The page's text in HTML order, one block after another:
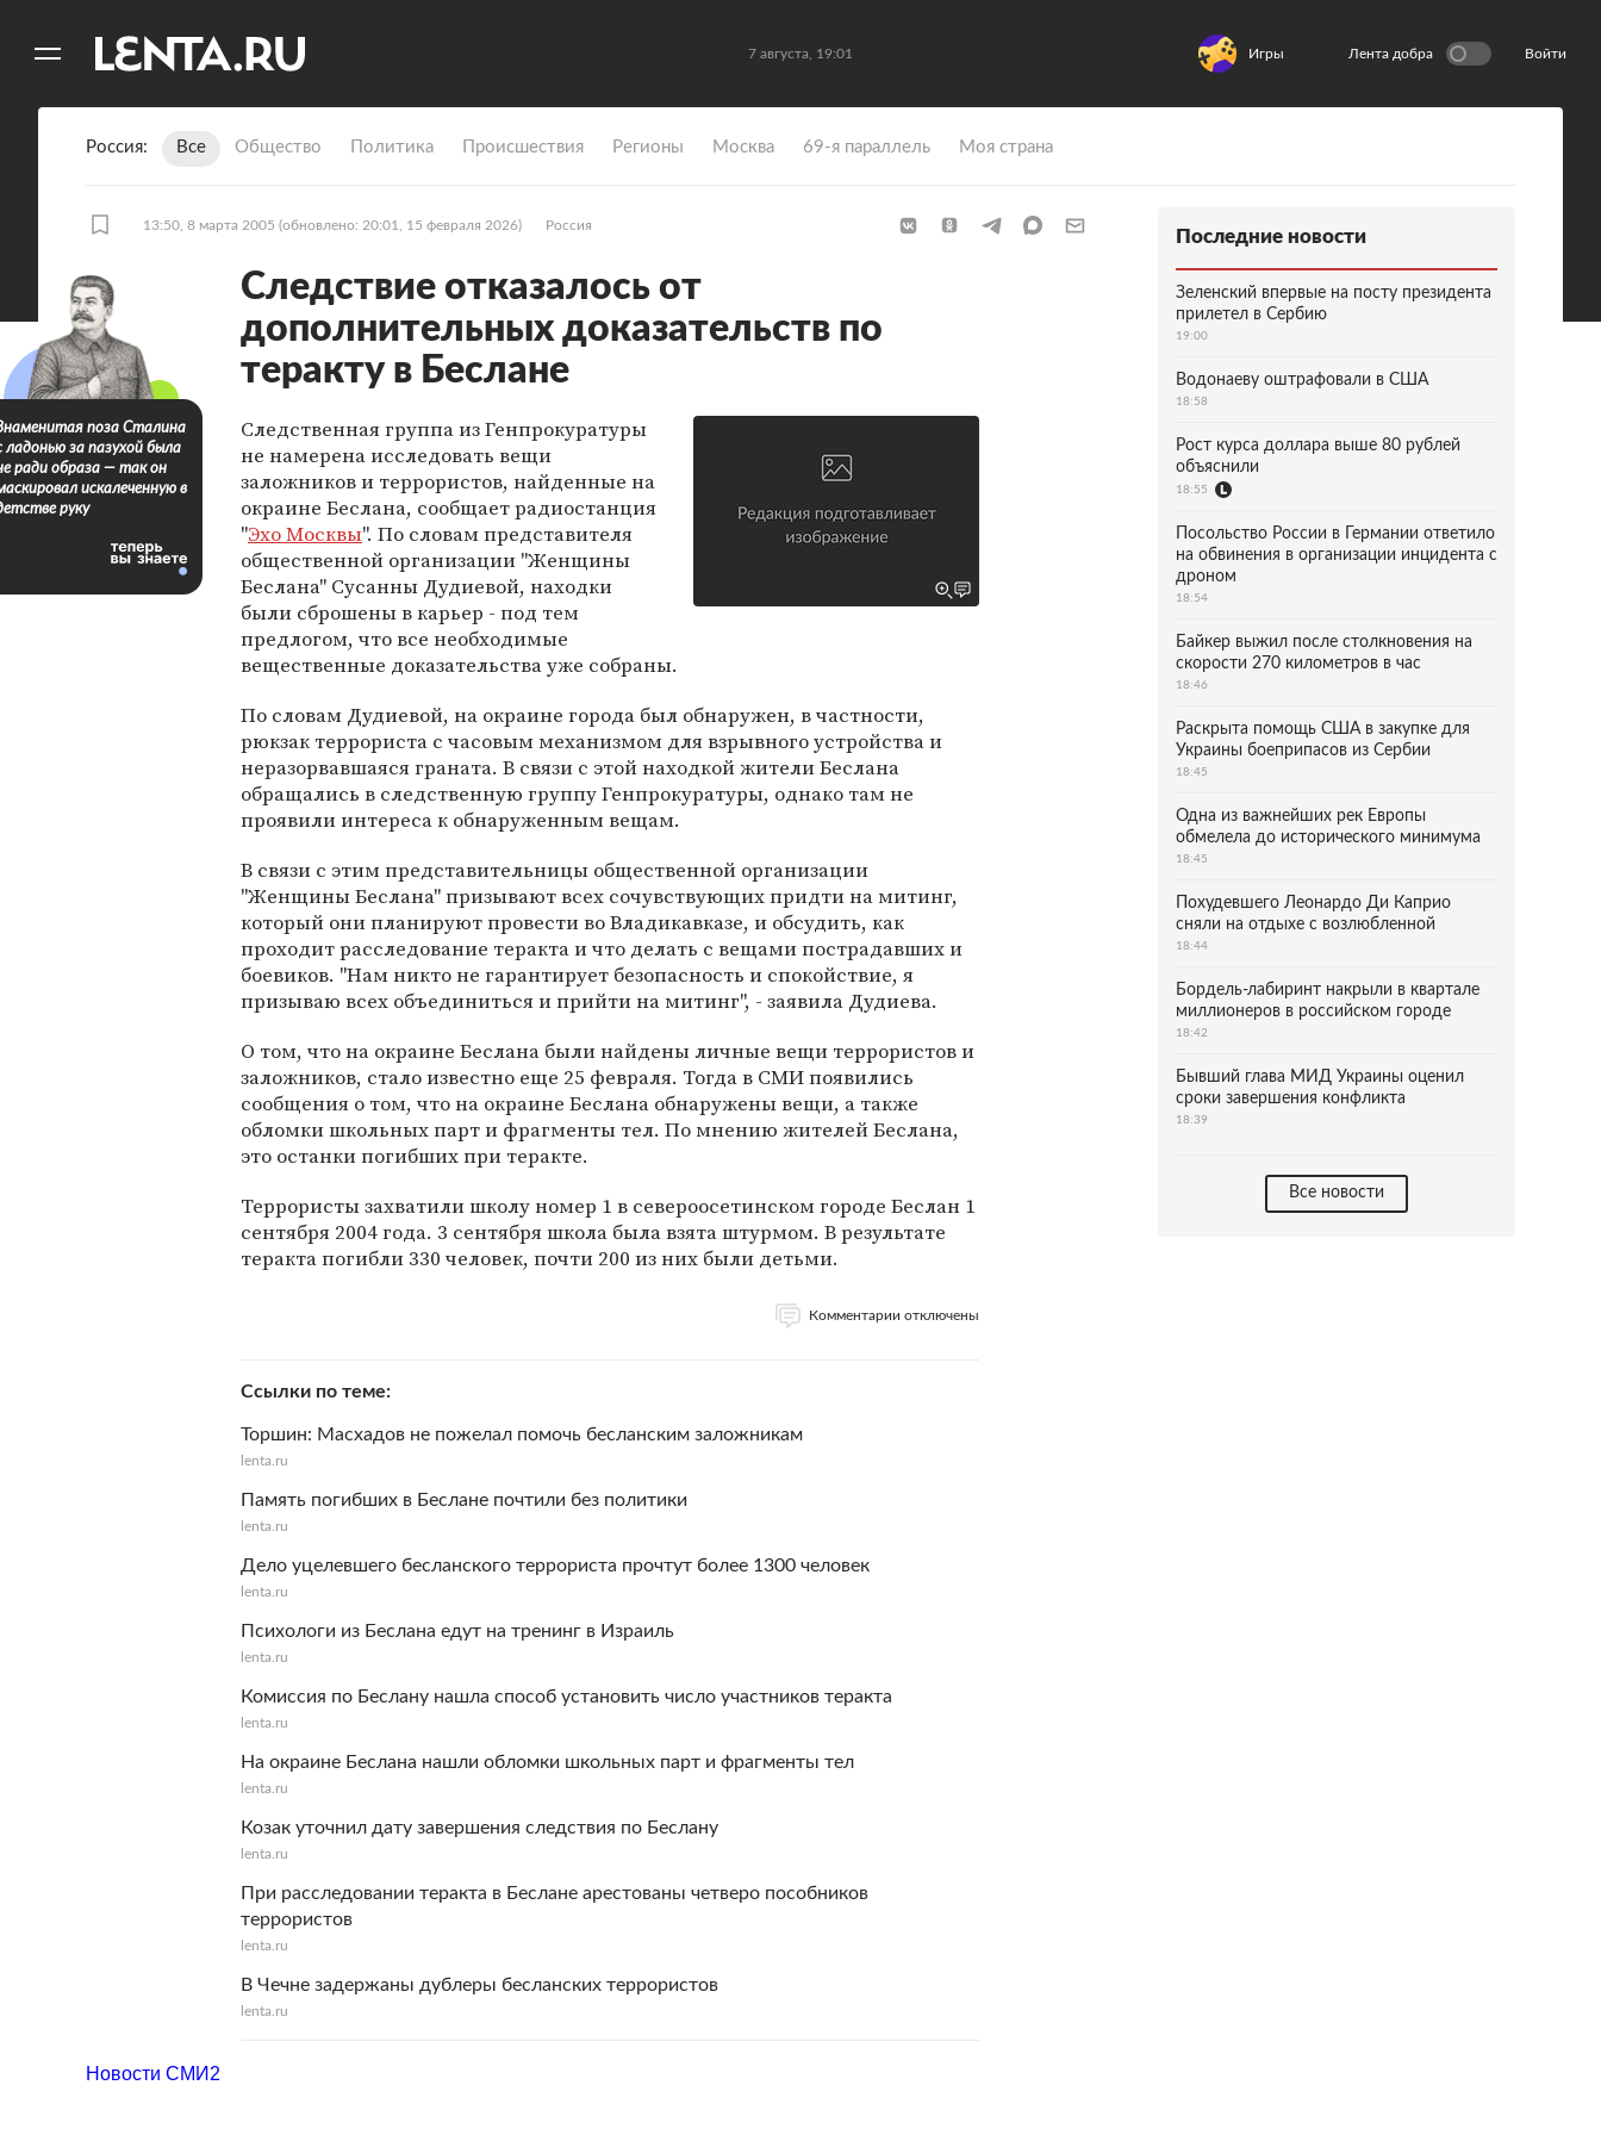
7 августа, 19:01 Игры Лента добра Войти
Россия Все Общество Политика Происшествия Регионы Москва 69-я параллель Моя страна
13:50, 8 марта 2005 (обновлено: 20:01, 15 февраля 2026) Россия
Следствие отказалось от
дополнительных доказательств по
теракту в Беслане
Следственная группа из Генпрокуратуры
не намерена исследовать вещи
заложников и террористов, найденные на
окраине Беслана, сообщает радиостанция
"Эхо Москвы". По словам представителя
общественной организации "Женщины
Беслана" Сусанны Дудиевой, находки
были сброшены в карьер - под тем
предлогом, что все необходимые
вещественные доказательства уже собраны.
По словам Дудиевой, на окраине города был обнаружен, в частности,
рюкзак террориста с часовым механизмом для взрывного устройства и
неразорвавшаяся граната. В связи с этой находкой жители Беслана
обращались в следственную группу Генпрокуратуры, однако там не
проявили интереса к обнаруженным вещам.
В связи с этим представительницы общественной организации
"Женщины Беслана" призывают всех сочувствующих придти на митинг,
который они планируют провести во Владикавказе, и обсудить, как
проходит расследование теракта и что делать с вещами пострадавших и
боевиков. "Нам никто не гарантирует безопасность и спокойствие, я
призываю всех объединиться и прийти на митинг", - заявила Дудиева.
О том, что на окраине Беслана были найдены личные вещи террористов и
заложников, стало известно еще 25 февраля. Тогда в СМИ появились
сообщения о том, что на окраине Беслана обнаружены вещи, а также
обломки школьных парт и фрагменты тел. По мнению жителей Беслана,
это останки погибших при теракте.
Террористы захватили школу номер 1 в североосетинском городе Беслан 1
сентября 2004 года. 3 сентября школа была взята штурмом. В результате
теракта погибли 330 человек, почти 200 из них были детьми.
Комментарии отключены
Ссылки по теме
Торшин: Масхадов не пожелал помочь бесланским заложникам
lenta.ru
Память погибших в Беслане почтили без политики
lenta.ru
Дело уцелевшего бесланского террориста прочтут более 1300 человек
lenta.ru
Психологи из Беслана едут на тренинг в Израиль
lenta.ru
Комиссия по Беслану нашла способ установить число участников теракта
lenta.ru
На окраине Беслана нашли обломки школьных парт и фрагменты тел
lenta.ru
Козак уточнил дату завершения следствия по Беслану
lenta.ru
При расследовании теракта в Беслане арестованы четверо пособников
террористов
lenta.ru
В Чечне задержаны дублеры бесланских террористов
lenta.ru
поза Сталина
ладонью за пазухой была
ради образа — так он
искалеченную в
руку
Последние новости
Зеленский впервые на посту президента
прилетел в Сербию
19:00
Водонаеву оштрафовали в США
18:58
Рост курса доллара выше 80 рублей
объяснили
18:55
Посольство России в Германии ответило
на обвинения в организации инцидента с
дроном
18:54
Байкер выжил после столкновения на
скорости 270 километров в час
18:46
Раскрыта помощь США в закупке для
Украины боеприпасов из Сербии
18:45
Одна из важнейших рек Европы
обмелела до исторического минимума
18:45
Похудевшего Леонардо Ди Каприо
сняли на отдыхе с возлюбленной
18:44
Бордель-лабиринт накрыли в квартале
миллионеров в российском городе
18:42
Бывший глава МИД Украины оценил
сроки завершения конфликта
18:39
Все новости
Новости СМИ2